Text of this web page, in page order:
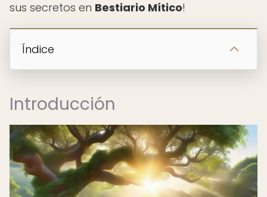
sus secretos en Bestiario Mítico!
Índice
Introducción